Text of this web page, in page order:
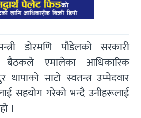
डोरमणि पौडेलको सरकारी
बैठकले एमालेका आधिकारिक
थापाको साटो स्वतन्त्र उम्मेदवार
सहयोग गरेको भन्दै उनीहरूलाई
।